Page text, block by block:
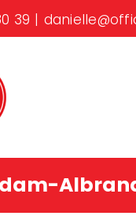
39 |